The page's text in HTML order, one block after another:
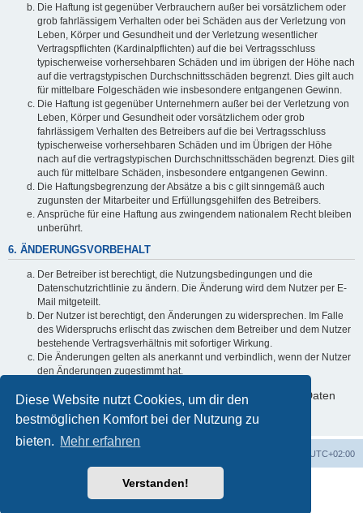
Diese Website nutzt Cookies, um dir den
bestmöglichen Komfort bei der Nutzung zu
bieten. Mehr erfahren
Verstanden!
Die Haftung ist gegenüber Verbrauchern außer bei vorsätzlichem oder
grob fahrlässigem Verhalten oder bei Schäden aus der Verletzung von
Leben, Körper und Gesundheit und der Verletzung wesentlicher
Vertragspflichten (Kardinalpflichten) auf die bei Vertragsschluss
typischerweise vorhersehbaren Schäden und im übrigen der Höhe nach
auf die vertragstypischen Durchschnittsschäden begrenzt. Dies gilt auch
für mittelbare Folgeschäden wie insbesondere entgangenen Gewinn.
Die Haftung ist gegenüber Unternehmern außer bei der Verletzung von
Leben, Körper und Gesundheit oder vorsätzlichem oder grob
fahrlässigem Verhalten des Betreibers auf die bei Vertragsschluss
typischerweise vorhersehbaren Schäden und im Übrigen der Höhe
nach auf die vertragstypischen Durchschnittsschäden begrenzt. Dies gilt
auch für mittelbare Schäden, insbesondere entgangenen Gewinn.
Die Haftungsbegrenzung der Absätze a bis c gilt sinngemäß auch
zugunsten der Mitarbeiter und Erfüllungsgehilfen des Betreibers.
Ansprüche für eine Haftung aus zwingendem nationalem Recht bleiben
unberührt.
6. ÄNDERUNGSVORBEHALT
Der Betreiber ist berechtigt, die Nutzungsbedingungen und die
Datenschutzrichtlinie zu ändern. Die Änderung wird dem Nutzer per E-
Mail mitgeteilt.
Der Nutzer ist berechtigt, den Änderungen zu widersprechen. Im Falle
des Widerspruchs erlischt das zwischen dem Betreiber und dem Nutzer
bestehende Vertragsverhältnis mit sofortiger Wirkung.
Die Änderungen gelten als anerkannt und verbindlich, wenn der Nutzer
den Änderungen zugestimmt hat.
Informationen über den Umgang mit deinen persönlichen Daten
sind in der Datenschutzrichtlinie enthalten.
UTC+02:00
Powered byphpBB® Forum Software © phpBB Limited
phpBB.de